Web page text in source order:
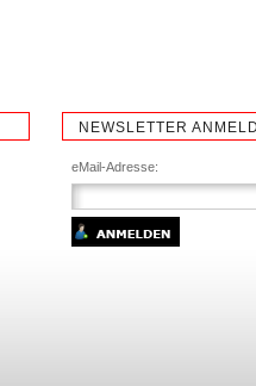
NEWSLETTER
eMail-Adresse: